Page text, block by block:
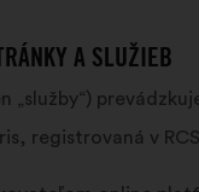
A SLUŽIEB
„služby“)
registrovaná v